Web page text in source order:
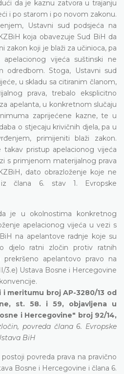
da je kaznu zatvora u trajanju
i po starom i po novom zakonu.
Ustavni sud podsjeća na
koja obavezuje Sud BiH da
zakon koji je blaži za učinioca, pa
vijeća suštinski ne
odredbom. Stoga, Ustavni sud
u skladu sa citiranim članom,
prava, trebalo eksplicitno
apelanta, u konkretnom slučaju
zaprijećene kazne, te u
o stjecaju krivičnih djela, pa u
primijeniti blaži zakon.
takav pristup apelacionog vijeća
s primjenom materijalnog prava
dato obrazloženje koje ne
iz člana 6. stav 1. Evropske
je u okolnostima konkretnog
apelacionog vijeća u vezi s
na apelantove radnje koje su
djelo ratni zločin protiv ratnih
apelantovo pravo na
3.e) Ustava Bosne i Hercegovine
meritumu broj AP-3280/13 od
st. 58. i 59, objavljena u
i Hercegovine" broj 92/14,
povreda člana 6. Evropske
BiH
povreda prava na pravično
Bosne i Hercegovine i člana 6.